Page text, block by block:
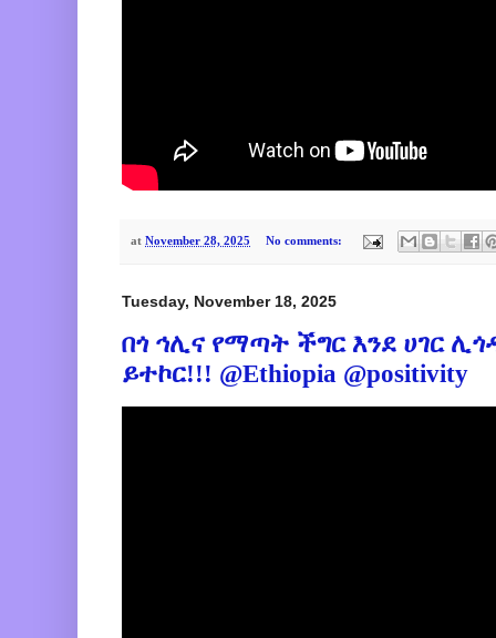
at November 28, 2025 No comments:
Tuesday, November 18, 2025
በጎ ኅሊና የማጣት ችግር እንደ ሀገር
ይተኮር!!! @Εthiopia @positivity